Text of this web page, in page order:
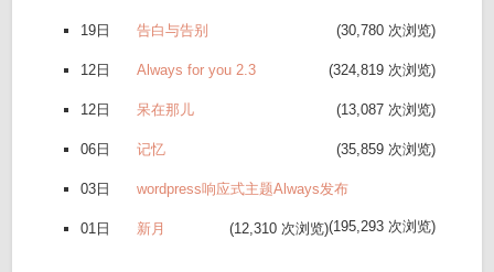
19日 告白与告别 (30,780 次浏览)
12日 Always for you 2.3 (324,819 次浏览)
12日 呆在那儿 (13,087 次浏览)
06日 记忆 (35,859 次浏览)
03日 wordpress响应式主题Always发布
(195,293 次浏览)
01日 新月 (12,310 次浏览)